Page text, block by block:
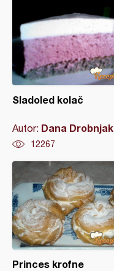
Sladoled kolač
Autor: Dana Drobnjak
12267
Princes krofne